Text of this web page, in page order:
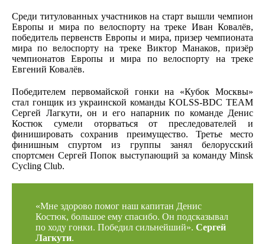
Среди титулованных участников на старт вышли чемпион
Европы и мира по велоспорту на треке Иван Ковалёв,
победитель первенств Европы и мира, призер чемпионата
мира по велоспорту на треке Виктор Манаков, призёр
чемпионатов Европы и мира по велоспорту на треке
Евгений Ковалёв.
Победителем первомайской гонки на «Кубок Москвы»
стал гонщик из украинской команды KOLSS-BDC TEAM
Сергей Лагкути, он и его напарник по команде Денис
Костюк сумели оторваться от преследователей и
финишировать сохранив преимущество. Третье место
финишным спуртом из группы занял белорусский
спортсмен Сергей Попок выступающий за команду Minsk
Cycling Club.
«Мне здорово помог наш капитан Денис
Костюк, большое ему спасибо. Он подсказывал
по ходу гонки. Победил сильнейший». Сергей
Лагкути.